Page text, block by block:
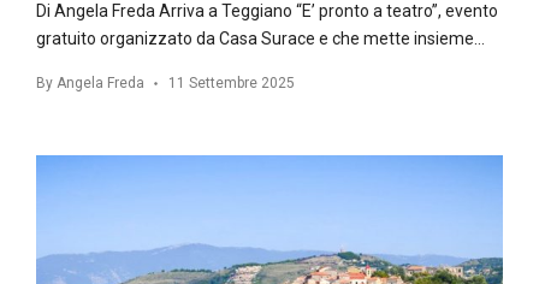
Di Angela Freda Arriva a Teggiano “E’ pronto a teatro”, evento
gratuito organizzato da Casa Surace e che mette insieme…
By Angela Freda 11 Settembre 2025